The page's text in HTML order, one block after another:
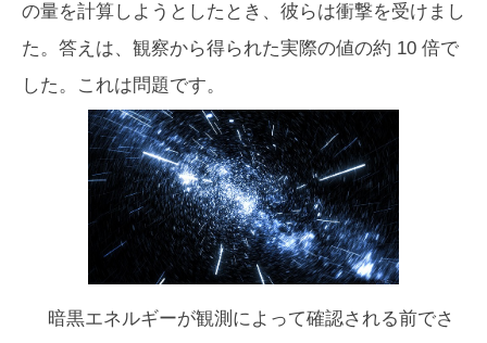
の量を計算しようとしたとき、彼らは衝撃を受けまし
た。答えは、観察から得られた実際の値の約 10 倍で
した。これは問題です。
暗黒エネルギーが観測によって確認される前でさ